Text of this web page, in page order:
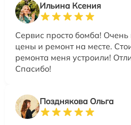
Ильина Ксения
Сервис просто бомба!
цены и ремонт на месте.
ремонта меня устроили!
Спасибо!
Позднякова Ольга